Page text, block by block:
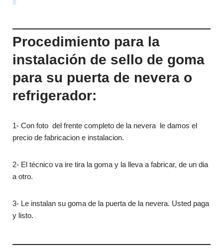
Procedimiento para la
instalación de sello de goma
para su puerta de nevera o
refrigerador:
1- Con foto del frente completo de la nevera le damos el
precio de fabricacion e instalacion.
2- El técnico va ire tira la goma y la lleva a fabricar, de un dia
a otro.
3- Le instalan su goma de la puerta de la nevera. Usted paga
y listo.